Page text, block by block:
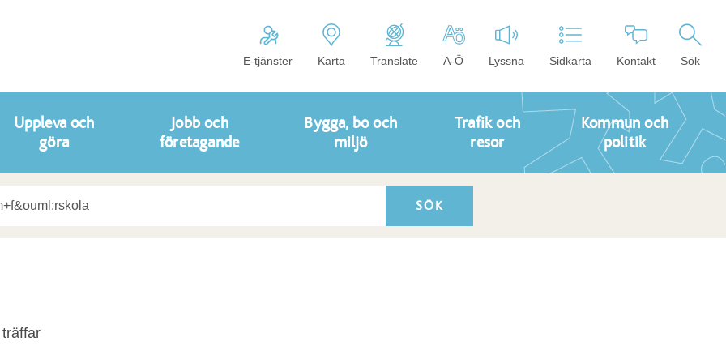
E-tjänster Karta Translate A-Ö Lyssna Sidkarta Kontakt Sök
Uppleva och
göra
Jobb och
företagande
Bygga, bo och
miljö
Trafik och
resor
Kommun och
politik